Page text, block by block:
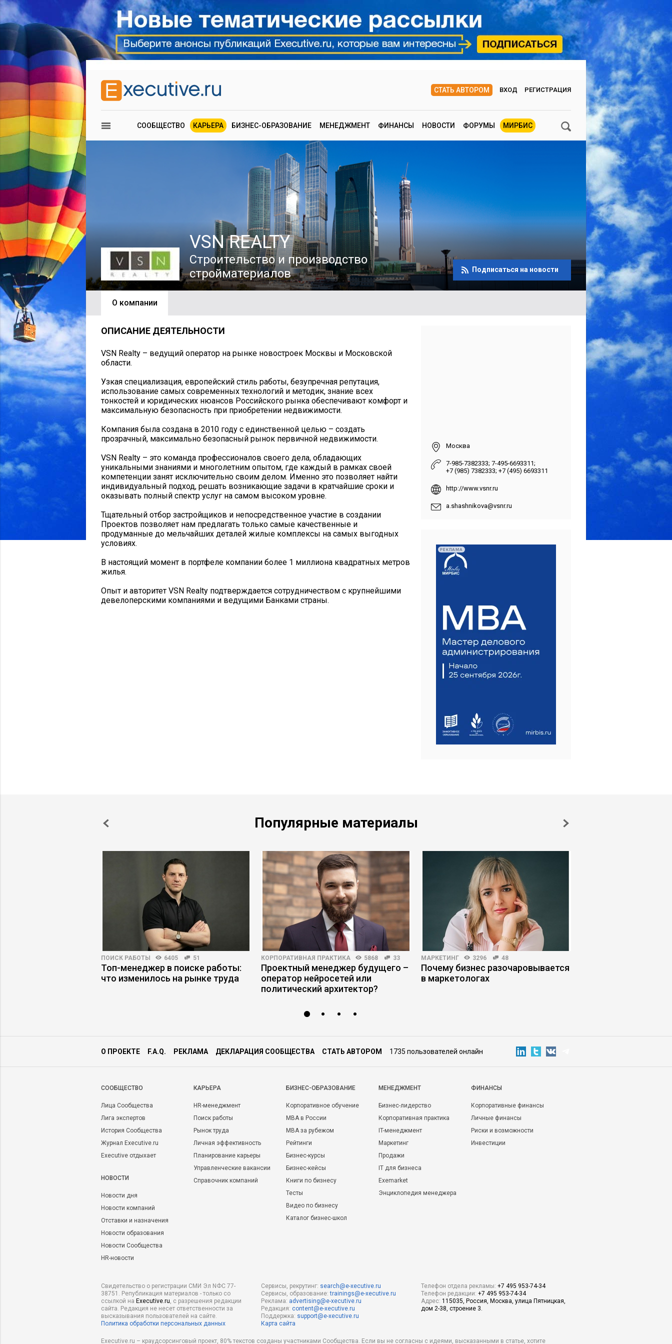
СТАТЬ АВТОРОМ ВХОД РЕГИСТРАЦИЯ
СООБЩЕСТВО КАРЬЕРА БИЗНЕС-ОБРАЗОВАНИЕ МЕНЕДЖМЕНТ ФИНАНСЫ НОВОСТИ ФОРУМЫ МИРБИС
VSN REALTY
Строительство и производство
стройматериалов
Подписаться на новости
О компании
ОПИСАНИЕ ДЕЯТЕЛЬНОСТИ
VSN Realty – ведущий оператор на рынке новостроек Москвы и Московской
области.
Узкая специализация, европейский стиль работы, безупречная репутация,
использование самых современных технологий и методик, знание всех
тонкостей и юридических нюансов Российского рынка обеспечивают комфорт и
максимальную безопасность при приобретении недвижимости.
Компания была создана в 2010 году с единственной целью – создать
прозрачный, максимально безопасный рынок первичной недвижимости.
VSN Realty – это команда профессионалов своего дела, обладающих
уникальными знаниями и многолетним опытом, где каждый в рамках своей
компетенции занят исключительно своим делом. Именно это позволяет найти
индивидуальный подход, решать возникающие задачи в кратчайшие сроки и
оказывать полный спектр услуг на самом высоком уровне.
Тщательный отбор застройщиков и непосредственное участие в создании
Проектов позволяет нам предлагать только самые качественные и
продуманные до мельчайших деталей жилые комплексы на самых выгодных
условиях.
В настоящий момент в портфеле компании более 1 миллиона квадратных метров
жилья.
Опыт и авторитет VSN Realty подтверждается сотрудничеством с крупнейшими
девелоперскими компаниями и ведущими Банками страны.
Москва
7-985-7382333; 7-495-6693311;
+7 (985) 7382333; +7 (495) 6693311
http://www.vsnr.ru
a.shashnikova@vsnr.ru
РЕКЛАМА
Популярные материалы
ПОИСК РАБОТЫ 6405 51
Топ-менеджер в поиске работы:
что изменилось на рынке труда
КОРПОРАТИВНАЯ ПРАКТИКА 5868 33
Проектный менеджер будущего –
оператор нейросетей или
политический архитектор?
МАРКЕТИНГ 3296 48
Почему бизнес разочаровывается
в маркетологах
О ПРОЕКТЕ F.A.Q. РЕКЛАМА ДЕКЛАРАЦИЯ СООБЩЕСТВА СТАТЬ АВТОРОМ 1735 пользователей онлайн
CООБЩЕСТВО
Лица Сообщества
Лига экспертов
История Сообщества
Журнал Executive.ru
Executive отдыхает
НОВОСТИ
Новости дня
Новости компаний
Отставки и назначения
Новости образования
Новости Сообщества
HR-новости
КАРЬЕРА
HR-менеджмент
Поиск работы
Рынок труда
Личная эффективность
Планирование карьеры
Управленческие вакансии
Справочник компаний
БИЗНЕС-ОБРАЗОВАНИЕ
Корпоративное обучение
MBA в России
MBA за рубежом
Рейтинги
Бизнес-курсы
Бизнес-кейсы
Книги по бизнесу
Тесты
Видео по бизнесу
Каталог бизнес-школ
МЕНЕДЖМЕНТ
Бизнес-лидерство
Корпоративная практика
IT-менеджмент
Маркетинг
Продажи
IT для бизнеса
Exemarket
Энциклопедия менеджера
ФИНАНСЫ
Корпоративные финансы
Личные финансы
Риски и возможности
Инвестиции
Свидетельство о регистрации СМИ Эл NФС 77-
38751. Републикация материалов - только со
ссылкой на Executive.ru, с разрешения редакции
сайта. Редакция не несет ответственности за
высказывания пользователей на сайте.
Политика обработки персональных данных
Сервисы, рекрутинг: search@e-xecutive.ru
Сервисы, образование:trainings@e-xecutive.ru
Реклама: advertising@e-xecutive.ru
Редакция: content@e-xecutive.ru
Поддержка: support@e-xecutive.ru
Карта сайта
Телефон отдела рекламы: +7 495 953-74-34
Телефон редакции: +7 495 953-74-34
Адрес: 115035, Россия, Москва, улица Пятницкая,
дом 2-38, строение 3.
Executive.ru – краудсорсинговый проект, 80% текстов созданы участниками Сообщества. Если вы не согласны с идеями, высказанными в статье, хотите